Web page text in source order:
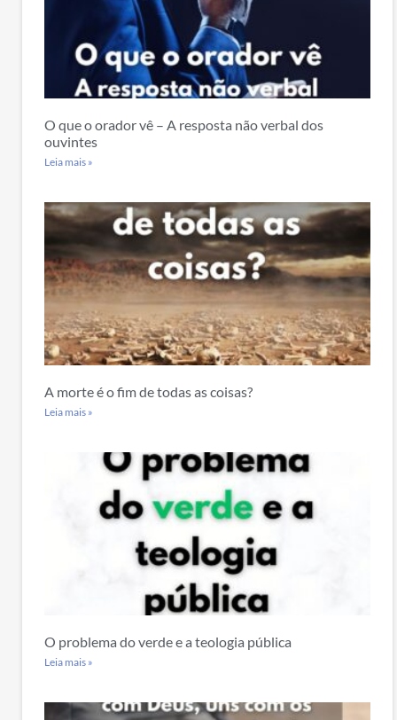
O que o orador vê – A resposta não verbal dos
ouvintes
Leia mais »
A morte é o fim de todas as coisas?
Leia mais »
O problema do verde e a teologia pública
Leia mais »